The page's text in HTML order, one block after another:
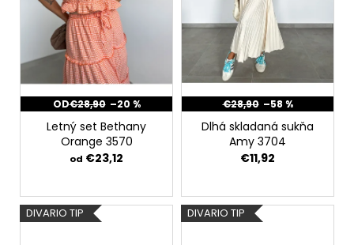
OD€28,90 –20 %
Letný set Bethany
Orange 3570
od €23,12
€28,90 –58 %
Dlhá skladaná sukňa
Amy 3704
€11,92
DIVARIO TIP DIVARIO TIP